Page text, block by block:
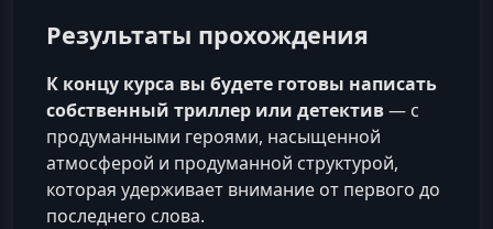
Результаты прохождения
К концу курса вы будете готовы написать
собственный триллер или детектив— с
продуманными героями, насыщенной
атмосферой и продуманной структурой,
которая удерживает внимание от первого до
последнего слова.